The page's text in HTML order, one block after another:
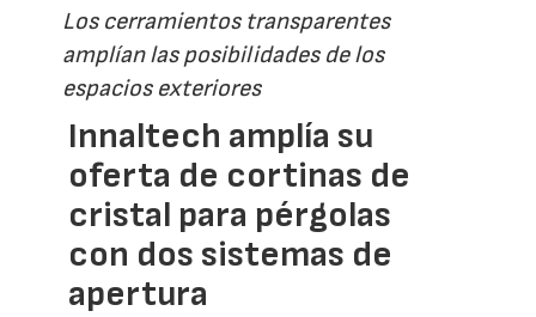
Los cerramientos transparentes
amplían las posibilidades de los
espacios exteriores
Innaltech amplía su
oferta de cortinas de
cristal para pérgolas
con dos sistemas de
apertura